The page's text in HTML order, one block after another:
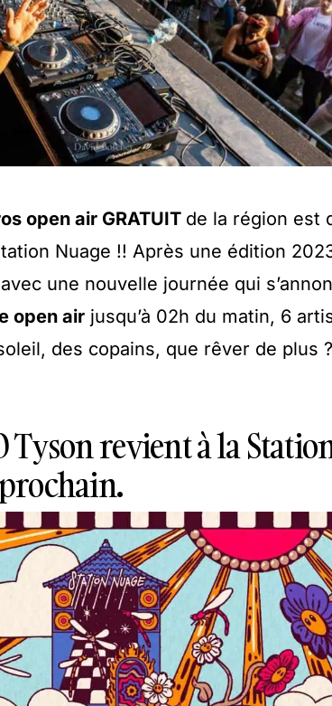
open air GRATUIT de la région est
Nuage !! Après une édition
une nouvelle journée qui
open air jusqu’à 02h du matin, 6
des copains, que rêver de plus
Tyson revient à la